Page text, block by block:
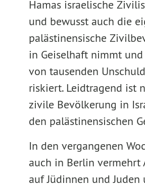
Hamas israelische
und bewusst auch die
palästinensische
in Geiselhaft nimmt und
von tausenden
riskiert. Leidtragend ist
zivile Bevölkerung in
den palästinensischen
In den vergangenen
auch in Berlin vermehrt
auf Jüdinnen und Juden